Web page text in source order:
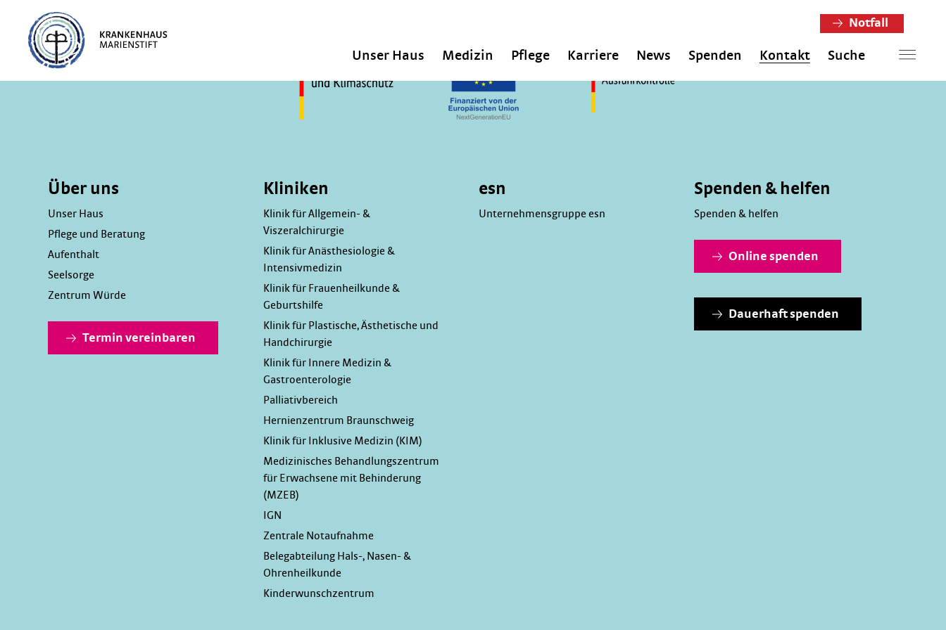
Notfall
Unser Haus Medizin Pflege Karriere News Spenden Kontakt Suche
Über uns
Unser Haus
Pflege und Beratung
Aufenthalt
Seelsorge
Zentrum Würde
Termin vereinbaren
Kliniken
Klinik für Allgemein- &
Viszeralchirurgie
Klinik für Anästhesiologie &
Intensivmedizin
Klinik für Frauenheilkunde &
Geburtshilfe
Klinik für Plastische, Ästhetische und
Handchirurgie
Klinik für Innere Medizin &
Gastroenterologie
Palliativbereich
Hernienzentrum Braunschweig
Klinik für Inklusive Medizin (KIM)
Medizinisches Behandlungszentrum
für Erwachsene mit Behinderung
(MZEB)
IGN
Zentrale Notaufnahme
Belegabteilung Hals-, Nasen- &
Ohrenheilkunde
Kinderwunschzentrum
esn
Unternehmensgruppe esn
Spenden & helfen
Spenden & helfen
Online spenden
Dauerhaft spenden